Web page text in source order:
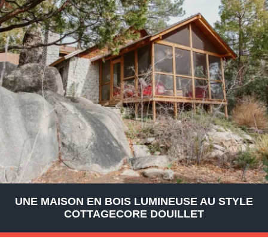
UNE MAISON EN BOIS LUMINEUSE AU STYLE
COTTAGECORE DOUILLET